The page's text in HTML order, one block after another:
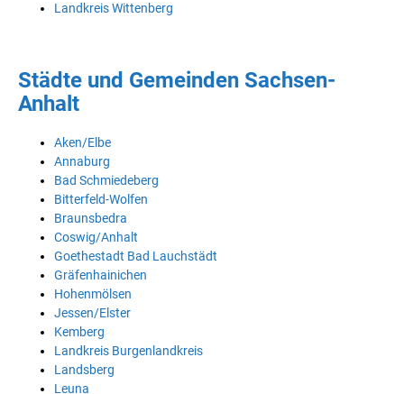
Landkreis Wittenberg
Städte und Gemeinden Sachsen-
Anhalt
Aken/Elbe
Annaburg
Bad Schmiedeberg
Bitterfeld-Wolfen
Braunsbedra
Coswig/Anhalt
Goethestadt Bad Lauchstädt
Gräfenhainichen
Hohenmölsen
Jessen/Elster
Kemberg
Landkreis Burgenlandkreis
Landsberg
Leuna